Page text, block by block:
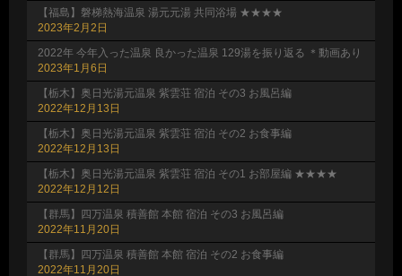
【福島】磐梯熱海温泉 湯元元湯 共同浴場 ★★★★
2023年2月2日
2022年 今年入った温泉 良かった温泉 129湯を振り返る ＊動画あり
2023年1月6日
【栃木】奥日光湯元温泉 紫雲荘 宿泊 その3 お風呂編
2022年12月13日
【栃木】奥日光湯元温泉 紫雲荘 宿泊 その2 お食事編
2022年12月13日
【栃木】奥日光湯元温泉 紫雲荘 宿泊 その1 お部屋編 ★★★★
2022年12月12日
【群馬】四万温泉 積善館 本館 宿泊 その3 お風呂編
2022年11月20日
【群馬】四万温泉 積善館 本館 宿泊 その2 お食事編
2022年11月20日